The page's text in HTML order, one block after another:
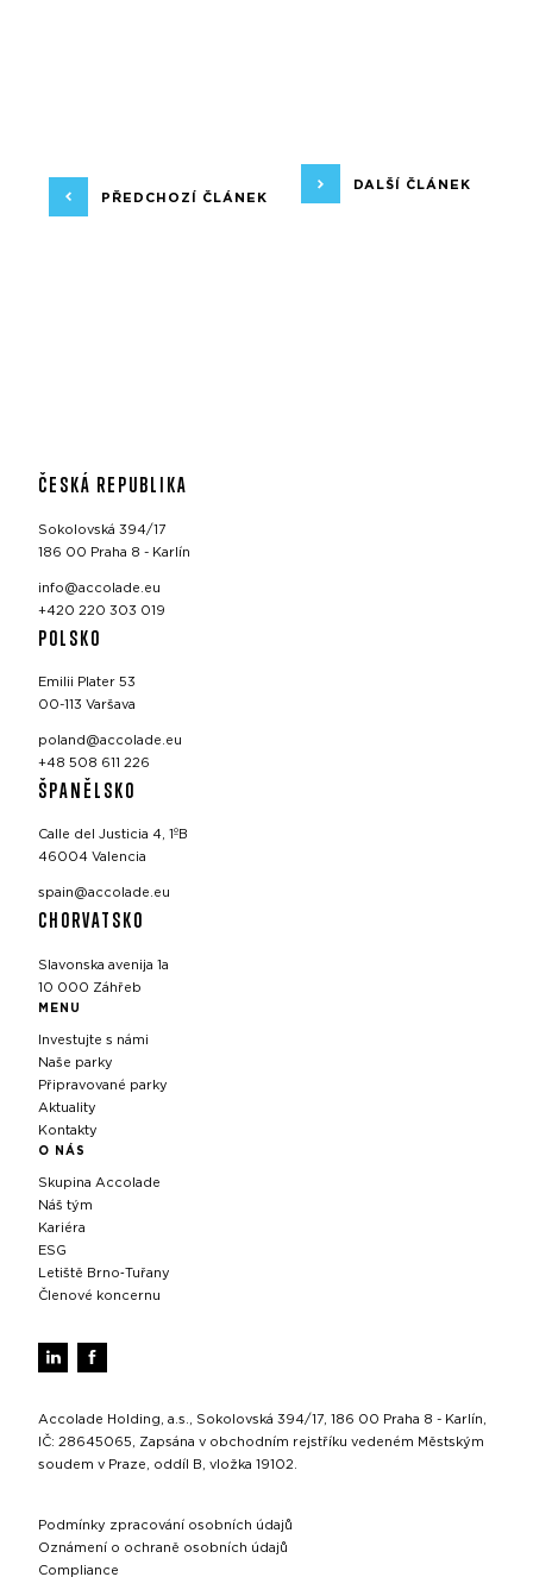
PŘEDCHOZÍ ČLÁNEK
DALŠÍ ČLÁNEK
ČESKÁ REPUBLIKA
Sokolovská 394/17
186 00 Praha 8 - Karlín
info@accolade.eu
+420 220 303 019
POLSKO
Emilii Plater 53
00-113 Varšava
poland@accolade.eu
+48 508 611 226
ŠPANĚLSKO
Calle del Justicia 4, 1ºB
46004 Valencia
spain@accolade.eu
CHORVATSKO
Slavonska avenija 1a
10 000 Záhřeb
MENU
Investujte s námi
Naše parky
Připravované parky
Aktuality
Kontakty
O NÁS
Skupina Accolade
Náš tým
Kariéra
ESG
Letiště Brno‑Tuřany
Členové koncernu
Accolade Holding, a.s., Sokolovská 394/17, 186 00 Praha 8 - Karlín,
IČ: 28645065, Zapsána v obchodním rejstříku vedeném Městským
soudem v Praze, oddíl B, vložka 19102.
Podmínky zpracování osobních údajů
Oznámení o ochraně osobních údajů
Compliance